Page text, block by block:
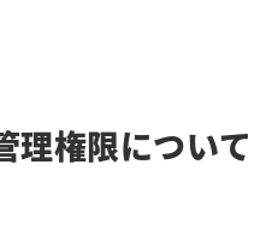
権限について